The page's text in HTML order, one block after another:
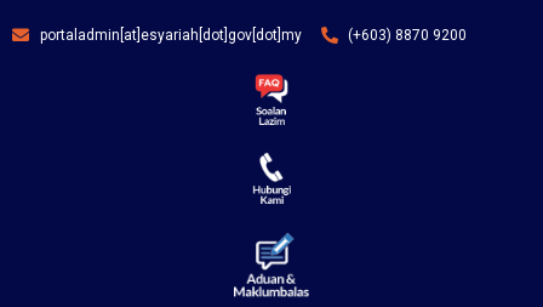
portaladmin[at]esyariah[dot]gov[dot]my (+603) 8870 9200